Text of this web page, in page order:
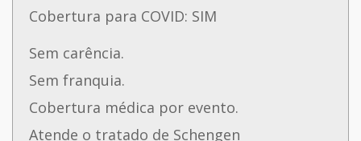
Cobertura para COVID: SIM
Sem carência.
Sem franquia.
Cobertura médica por evento.
Atende o tratado de Schengen